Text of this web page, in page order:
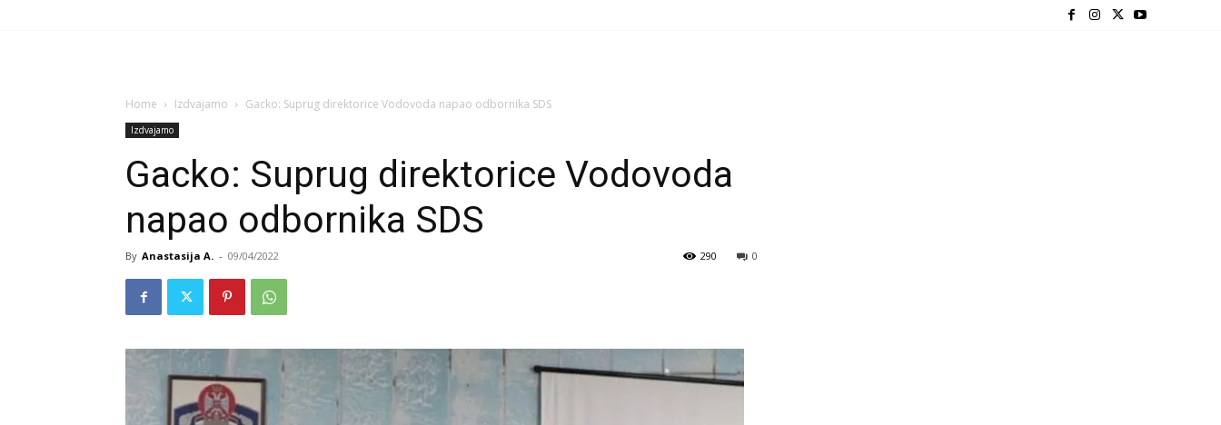
Home Izdvajamo Gacko: Suprug direktorice Vodovoda napao odbornika SDS
Izdvajamo
Gacko: Suprug direktorice Vodovoda
napao odbornika SDS
By Anastasija A. - 09/04/2022 0
290